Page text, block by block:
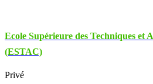
Ecole Supérieure des Techniques et
(ESTAC)
Privé